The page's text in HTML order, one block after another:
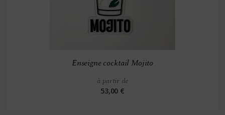
Enseigne cocktail Mojito
à partir de
53,00 €